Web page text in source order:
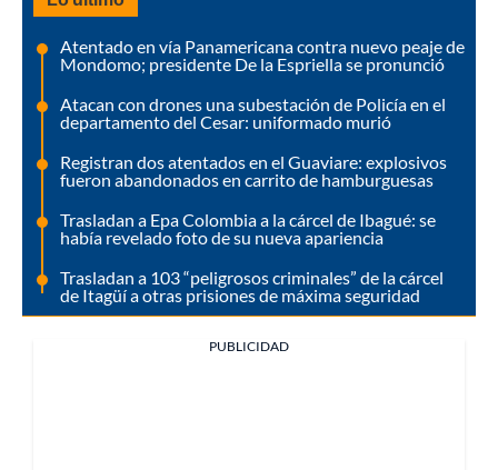
Atentado en vía Panamericana contra nuevo peaje de
Mondomo; presidente De la Espriella se pronunció
Atacan con drones una subestación de Policía en el
departamento del Cesar: uniformado murió
Registran dos atentados en el Guaviare: explosivos
fueron abandonados en carrito de hamburguesas
Trasladan a Epa Colombia a la cárcel de Ibagué: se
había revelado foto de su nueva apariencia
Trasladan a 103 “peligrosos criminales” de la cárcel
de Itagüí a otras prisiones de máxima seguridad
PUBLICIDAD